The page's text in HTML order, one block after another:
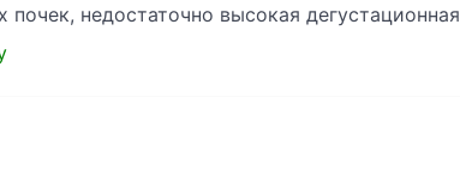
почек, недостаточно высокая дегустационная